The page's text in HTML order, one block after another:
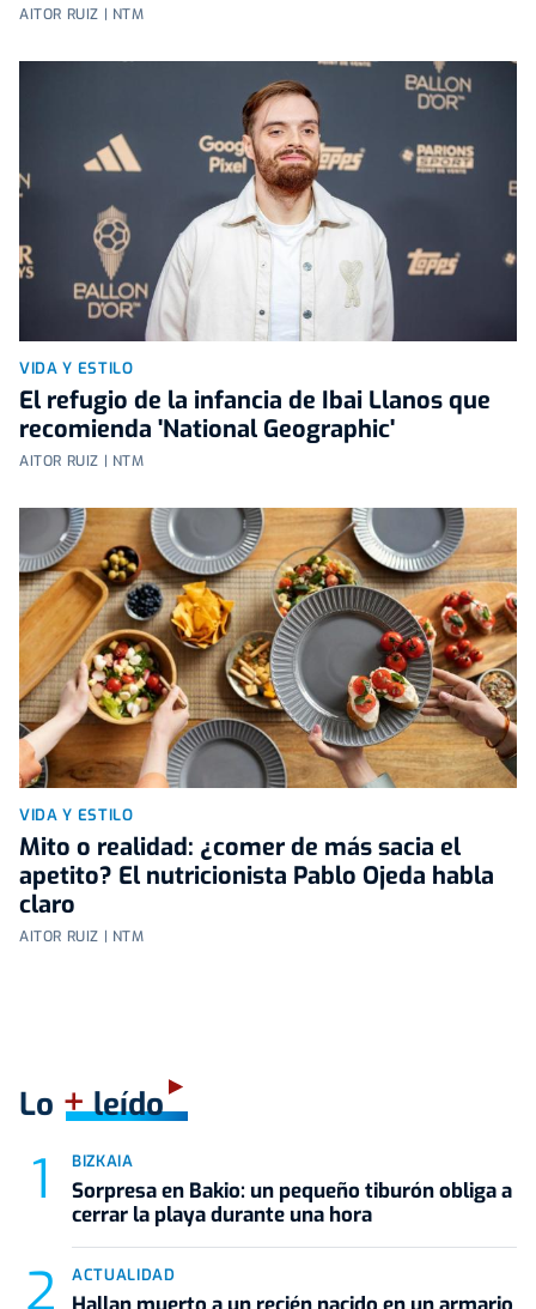
AITOR RUIZ | NTM
VIDA Y ESTILO
El refugio de la infancia de Ibai Llanos que
recomienda 'National Geographic'
AITOR RUIZ | NTM
VIDA Y ESTILO
Mito o realidad: ¿comer de más sacia el
apetito? El nutricionista Pablo Ojeda habla
claro
AITOR RUIZ | NTM
Lo +leído
BIZKAIA
Sorpresa en Bakio: un pequeño tiburón obliga a
cerrar la playa durante una hora
ACTUALIDAD